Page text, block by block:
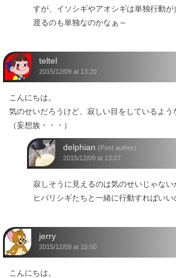
すが、イソシギやアオシギは単独行動が
渡るのも単独なのかなぁ～
teltel
2015/12/09 at 13:20
こんにちは。
気のせいだろうけど、寂しい目をしているよう
（妄想族・・・）
delphian (Post author)
2015/12/09 at 13:27
寂しそうに見えるのは気のせいじゃない
ヒバリシギたちと一緒に行動すればいい
jerry
2015/12/09 at 15:00
こんにちは。